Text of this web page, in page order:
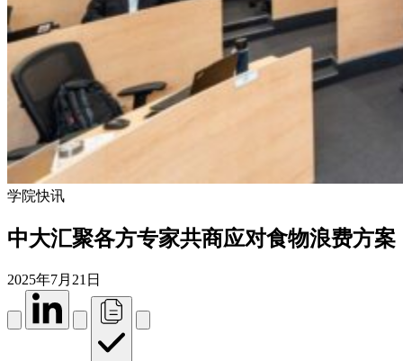
学院快讯
中大汇聚各方专家共商应对食物浪费方案
2025年7月21日